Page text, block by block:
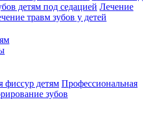
детям под седацией Лечение
травм зубов у детей
фиссур детям Профессиональная
зубов